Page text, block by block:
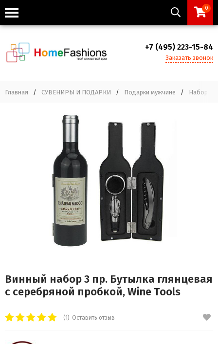
0
+7 (495) 223-15-84
Заказать звонок
Главная / СУВЕНИРЫ И ПОДАРКИ / Подарки мужчине / Наборы
Винный набор 3 пр. Бутылка глянцевая
с серебряной пробкой, Wine Tools
(1) Оставить отзыв